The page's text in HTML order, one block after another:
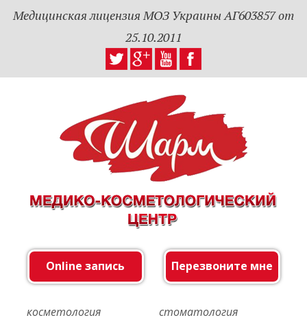
Медицинская лицензия МОЗ Украины АГ603857 от
25.10.2011
Online запись Перезвоните мне
косметология стоматология